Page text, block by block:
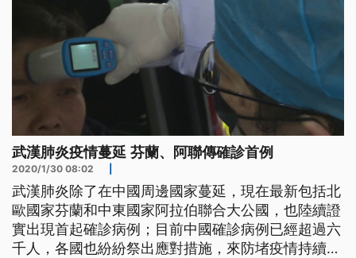
武漢肺炎疫情蔓延 芬蘭、阿聯傳確診首例
2020/1/30 08:02
武漢肺炎除了在中國周邊國家蔓延，現在最新包括北
歐國家芬蘭和中東國家阿拉伯聯合大公國，也陸續證
實出現首起確診病例；目前中國確診病例已經超過六
千人，各國也紛紛祭出應對措施，來防堵疫情持續蔓